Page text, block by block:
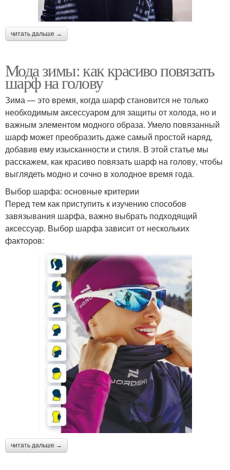
читать дальше →
Мода зимы: как красиво повязать
шарф на голову
Зима — это время, когда шарф становится не только
необходимым аксессуаром для защиты от холода, но и
важным элементом модного образа. Умело повязанный
шарф может преобразить даже самый простой наряд,
добавив ему изысканности и стиля. В этой статье мы
расскажем, как красиво повязать шарф на голову, чтобы
выглядеть модно и сочно в холодное время года.
Выбор шарфа: основные критерии
Перед тем как приступить к изучению способов
завязывания шарфа, важно выбрать подходящий
аксессуар. Выбор шарфа зависит от нескольких
факторов:
читать дальше →